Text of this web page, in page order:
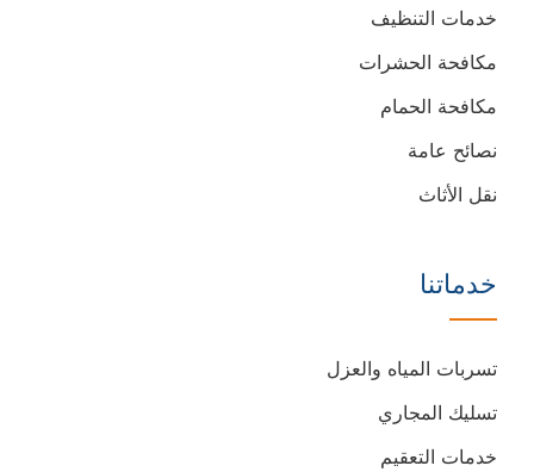
خدمات التنظيف
مكافحة الحشرات
مكافحة الحمام
نصائح عامة
نقل الأثاث
خدماتنا
تسربات المياه والعزل
تسليك المجاري
خدمات التعقيم